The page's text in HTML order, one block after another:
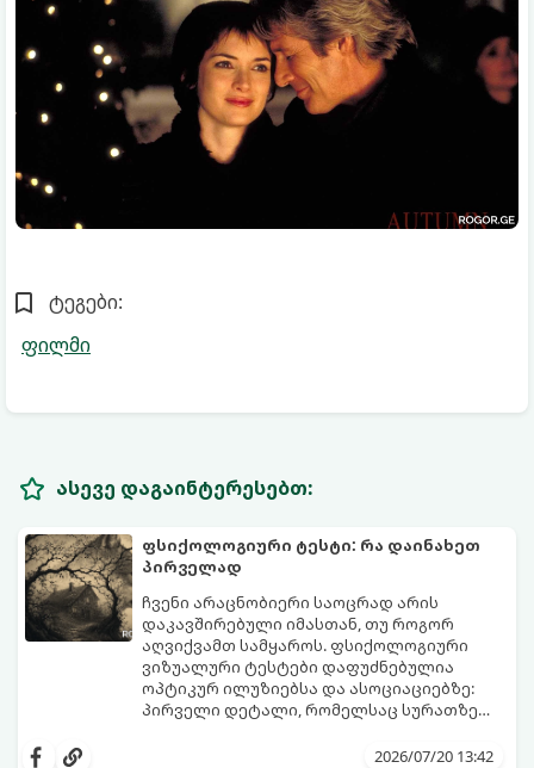
ტეგები:
ფილმი
ასევე დაგაინტერესებთ:
ფსიქოლოგიური ტესტი: რა დაინახეთ
პირველად
ჩვენი არაცნობიერი საოცრად არის
დაკავშირებული იმასთან, თუ როგორ
აღვიქვამთ სამყაროს. ფსიქოლოგიური
ვიზუალური ტესტები დაფუძნებულია
ოპტიკურ ილუზიებსა და ასოციაციებზე:
პირველი დეტალი, რომელსაც სურათზე
პიროვნების ფარულ მხარეებზე,2026/07/20 13:42